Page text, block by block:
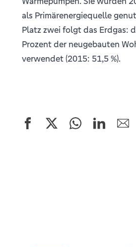
als Primärenergiequelle
Platz zwei folgt das Erdgas:
Prozent der neugebauten
verwendet (2015: 51,5 %).